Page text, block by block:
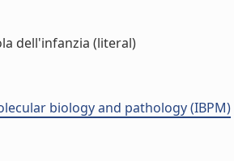
dell'infanzia (literal)
biology and pathology (IBPM)